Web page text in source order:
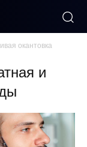
окантовка
и